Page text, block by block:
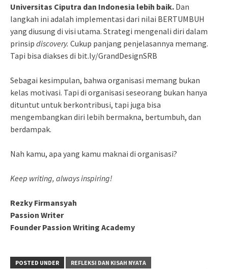
Universitas Ciputra dan Indonesia lebih baik. Dan
langkah ini adalah implementasi dari nilai BERTUMBUH
yang diusung di visi utama. Strategi mengenali diri dalam
prinsip discovery. Cukup panjang penjelasannya memang.
Tapi bisa diakses di bit.ly/GrandDesignSRB
Sebagai kesimpulan, bahwa organisasi memang bukan
kelas motivasi. Tapi di organisasi seseorang bukan hanya
dituntut untuk berkontribusi, tapi juga bisa
mengembangkan diri lebih bermakna, bertumbuh, dan
berdampak.
Nah kamu, apa yang kamu maknai di organisasi?
Keep writing, always inspiring!
Rezky Firmansyah
Passion Writer
Founder Passion Writing Academy
POSTED UNDER
REFLEKSI DAN KISAH NYATA